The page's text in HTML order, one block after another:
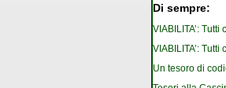
Di sempre:
VIABILITA’:
VIABILITA’:
Un tesoro di